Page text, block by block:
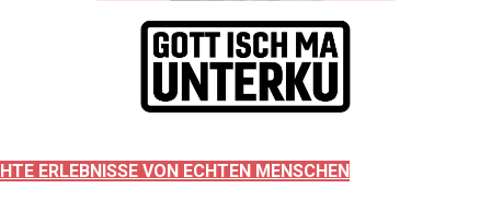
ERLEBNISSE VON ECHTEN MENSCHEN